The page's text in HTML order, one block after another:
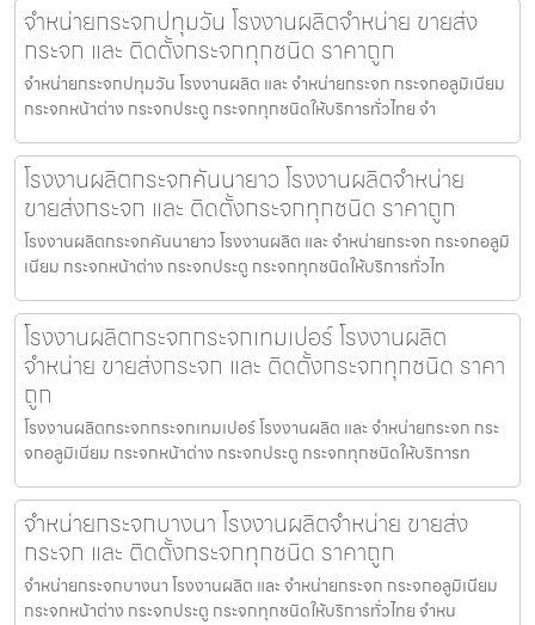
จำหน่ายกระจกปทุมวัน โรงงานผลิตจำหน่าย ขายส่ง
กระจก และ ติดตั้งกระจกทุกชนิด ราคาถูก
จำหน่ายกระจกปทุมวัน โรงงานผลิต และ จำหน่ายกระจก กระจกอลูมิเนียม
กระจกหน้าต่าง กระจกประตู กระจกทุกชนิดให้บริการทั่วไทย จำ
โรงงานผลิตกระจกคันนายาว โรงงานผลิตจำหน่าย
ขายส่งกระจก และ ติดตั้งกระจกทุกชนิด ราคาถูก
โรงงานผลิตกระจกคันนายาว โรงงานผลิต และ จำหน่ายกระจก กระจกอลูมิ
เนียม กระจกหน้าต่าง กระจกประตู กระจกทุกชนิดให้บริการทั่วไท
โรงงานผลิตกระจกกระจกเทมเปอร์ โรงงานผลิต
จำหน่าย ขายส่งกระจก และ ติดตั้งกระจกทุกชนิด ราคา
ถูก
โรงงานผลิตกระจกกระจกเทมเปอร์ โรงงานผลิต และ จำหน่ายกระจก กระ
จกอลูมิเนียม กระจกหน้าต่าง กระจกประตู กระจกทุกชนิดให้บริการท
จำหน่ายกระจกบางนา โรงงานผลิตจำหน่าย ขายส่ง
กระจก และ ติดตั้งกระจกทุกชนิด ราคาถูก
จำหน่ายกระจกบางนา โรงงานผลิต และ จำหน่ายกระจก กระจกอลูมิเนียม
กระจกหน้าต่าง กระจกประตู กระจกทุกชนิดให้บริการทั่วไทย จำหน